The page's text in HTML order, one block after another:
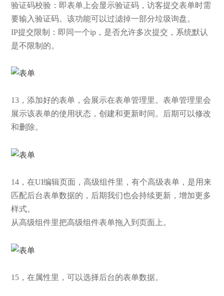
验证码校验：即表单上会显示验证码，访客提交表单时需
要输入验证码。该功能可以过滤掉一部分垃圾询盘。
IP提交限制：即同一个ip，是否允许多次提交，系统默认
是不限制的。
13，添加好的表单，会展示在表单管理里。表单管理里会
展示该表单的使用状态，创建和更新时间。后期可以修改
和删除。
14，在UI编辑页面，高级组件里，有个高级表单，是用来
匹配后台表单数据的，后期我们也会持续更新，增加更多
样式。
从高级组件里把高级组件表单拖入到页面上。
15，在属性里，可以选择后台的表单数据。